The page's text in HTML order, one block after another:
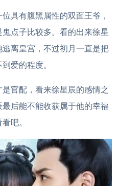
具有腹黑属性的双面王爷，
点子比较多。看的出来徐星
离皇宫，不过初月一直是把
爱的程度。
官配，看来徐星辰的感情之
后能不能收获属于他的幸福
吧。